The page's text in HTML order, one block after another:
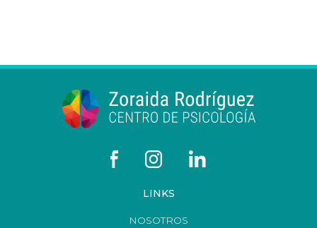
LINKS
NOSOTROS